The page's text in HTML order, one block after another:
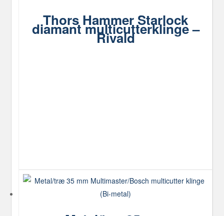
Thors Hammer Starlock
diamant multicutterklinge –
Rivald